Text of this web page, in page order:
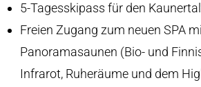
5-Tagesskipass für den
Freien Zugang zum neuen SPA
Panoramasaunen (Bio- und
Infrarot, Ruheräume und dem